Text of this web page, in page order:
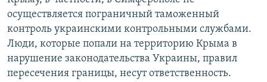
осуществляется пограничный таможенный
контроль украинскими контрольными службами.
Люди, которые попали на территорию Крыма в
нарушение законодательства Украины, правил
пересечения границы, несут ответственность.